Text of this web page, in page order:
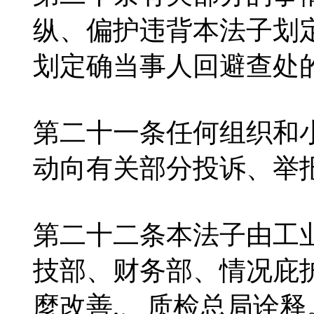
纵、偏护违背本法子划
划定确当事人回避查处
第二十一条任何组织和
动向有关部分投诉、举
第二十二条本法子由工
技部、财务部、情况庇
麼改善,、质检总局诠释